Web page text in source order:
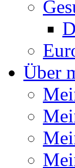
Über